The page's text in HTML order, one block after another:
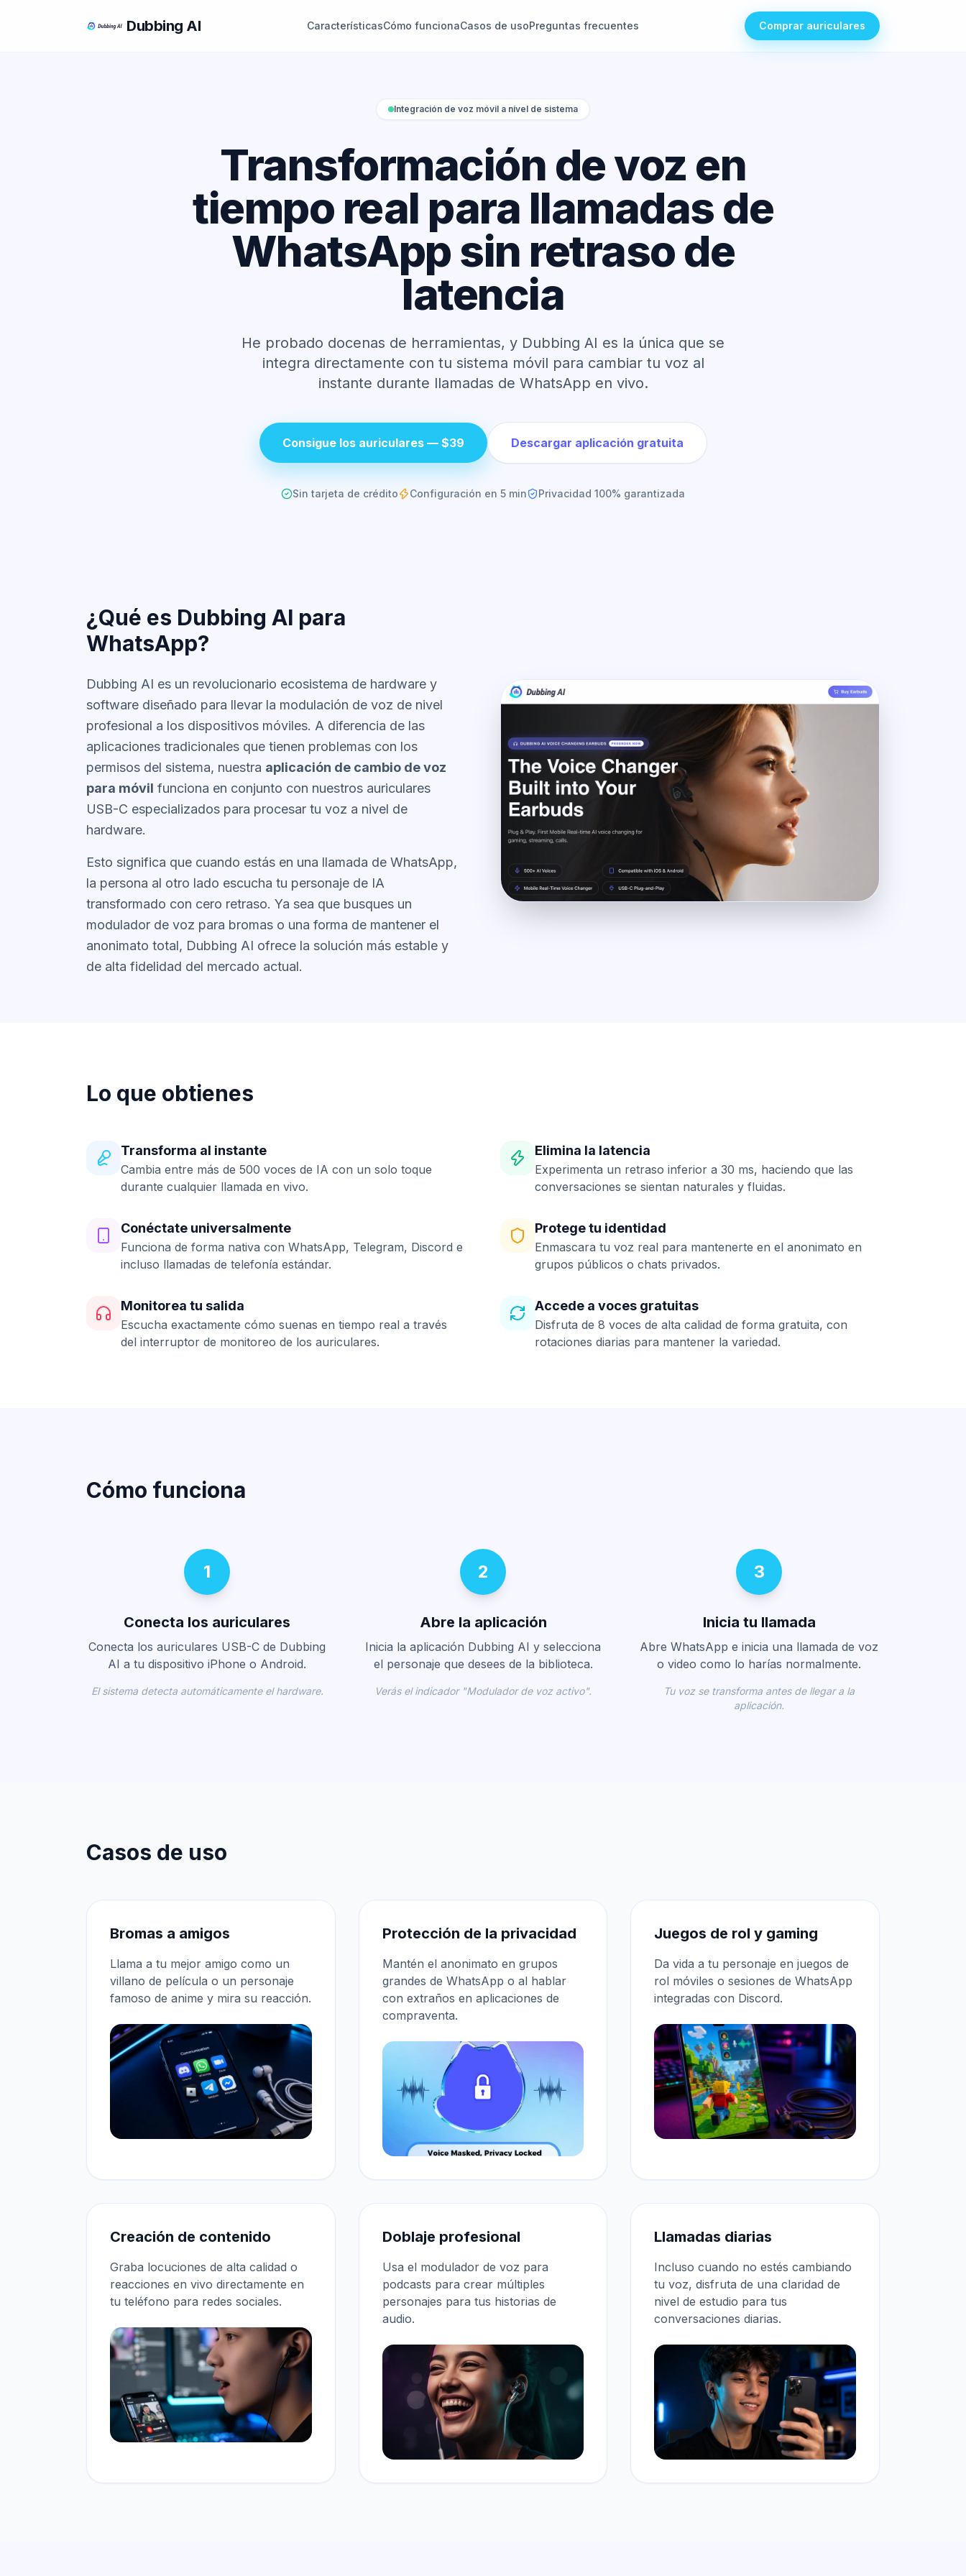
Dubbing AI CaracterísticasCómo funcionaCasos de usoPreguntas frecuentes Comprar auriculares
Integración de voz móvil a nivel de sistema
Transformación de voz en
tiempo real para llamadas de
WhatsApp sin retraso de
latencia
He probado docenas de herramientas, y Dubbing AI es la única que se
integra directamente con tu sistema móvil para cambiar tu voz al
instante durante llamadas de WhatsApp en vivo.
Consigue los auriculares — $39 Descargar aplicación gratuita
Sin tarjeta de crédito Configuración en 5 min Privacidad 100% garantizada
¿Qué es Dubbing AI para
WhatsApp?
Dubbing AI es un revolucionario ecosistema de hardware y
software diseñado para llevar la modulación de voz de nivel
profesional a los dispositivos móviles. A diferencia de las
aplicaciones tradicionales que tienen problemas con los
permisos del sistema, nuestra aplicación de cambio de voz
para móvil funciona en conjunto con nuestros auriculares
USB-C especializados para procesar tu voz a nivel de
hardware.
Esto significa que cuando estás en una llamada de WhatsApp,
la persona al otro lado escucha tu personaje de IA
transformado con cero retraso. Ya sea que busques un
modulador de voz para bromas o una forma de mantener el
anonimato total, Dubbing AI ofrece la solución más estable y
de alta fidelidad del mercado actual.
Lo que obtienes
Transforma al instante
Cambia entre más de 500 voces de IA con un solo toque
durante cualquier llamada en vivo.
Elimina la latencia
Experimenta un retraso inferior a 30 ms, haciendo que las
conversaciones se sientan naturales y fluidas.
Conéctate universalmente
Funciona de forma nativa con WhatsApp, Telegram, Discord e
incluso llamadas de telefonía estándar.
Protege tu identidad
Enmascara tu voz real para mantenerte en el anonimato en
grupos públicos o chats privados.
Monitorea tu salida
Escucha exactamente cómo suenas en tiempo real a través
del interruptor de monitoreo de los auriculares.
Accede a voces gratuitas
Disfruta de 8 voces de alta calidad de forma gratuita, con
rotaciones diarias para mantener la variedad.
Cómo funciona
1
Conecta los auriculares
Conecta los auriculares USB-C de Dubbing
AI a tu dispositivo iPhone o Android.
El sistema detecta automáticamente el hardware.
2
Abre la aplicación
Inicia la aplicación Dubbing AI y selecciona
el personaje que desees de la biblioteca.
Verás el indicador "Modulador de voz activo".
3
Inicia tu llamada
Abre WhatsApp e inicia una llamada de voz
o video como lo harías normalmente.
Tu voz se transforma antes de llegar a la
aplicación.
Casos de uso
Bromas a amigos
Llama a tu mejor amigo como un
villano de película o un personaje
famoso de anime y mira su reacción.
Protección de la privacidad
Mantén el anonimato en grupos
grandes de WhatsApp o al hablar
con extraños en aplicaciones de
compraventa.
Juegos de rol y gaming
Da vida a tu personaje en juegos de
rol móviles o sesiones de WhatsApp
integradas con Discord.
Creación de contenido
Graba locuciones de alta calidad o
reacciones en vivo directamente en
tu teléfono para redes sociales.
Doblaje profesional
Usa el modulador de voz para
podcasts para crear múltiples
personajes para tus historias de
audio.
Llamadas diarias
Incluso cuando no estés cambiando
tu voz, disfruta de una claridad de
nivel de estudio para tus
conversaciones diarias.